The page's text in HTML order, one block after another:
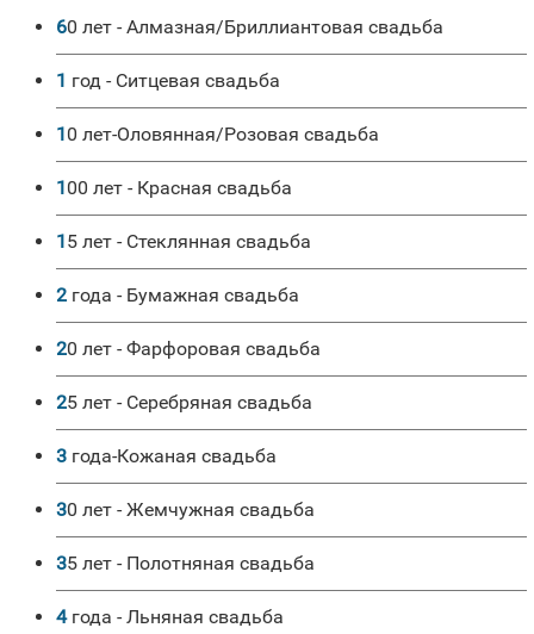
60 лет - Алмазная/Бриллиантовая свадьба
1 год - Ситцевая свадьба
10 лет-Оловянная/Розовая свадьба
100 лет - Красная свадьба
15 лет - Стеклянная свадьба
2 года - Бумажная свадьба
20 лет - Фарфоровая свадьба
25 лет - Серебряная свадьба
3 года-Кожаная свадьба
30 лет - Жемчужная свадьба
35 лет - Полотняная свадьба
4 года - Льняная свадьба